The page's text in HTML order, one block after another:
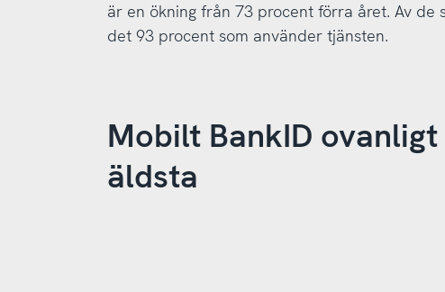
är en ökning från 73 procent förra året. Av de
det 93 procent som använder tjänsten.
Mobilt BankID
äldsta